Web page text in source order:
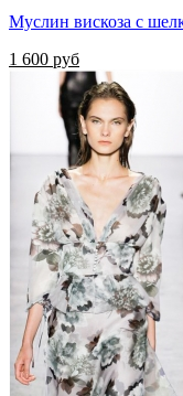
Муслин вискоза с
1 600 руб